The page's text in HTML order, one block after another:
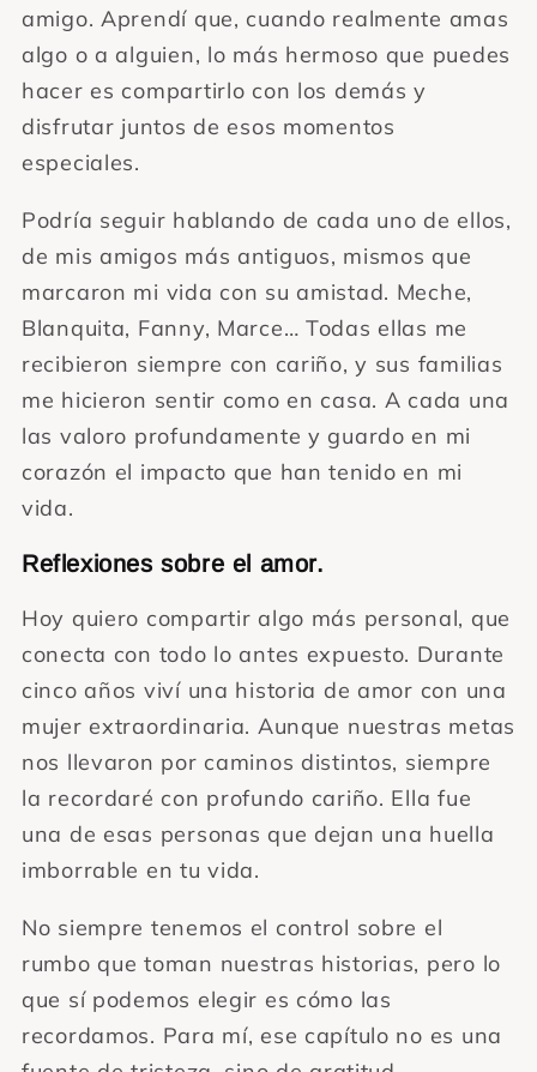
amigo. Aprendí que, cuando realmente amas
algo o a alguien, lo más hermoso que puedes
hacer es compartirlo con los demás y
disfrutar juntos de esos momentos
especiales.
Podría seguir hablando de cada uno de ellos,
de mis amigos más antiguos, mismos que
marcaron mi vida con su amistad. Meche,
Blanquita, Fanny, Marce… Todas ellas me
recibieron siempre con cariño, y sus familias
me hicieron sentir como en casa. A cada una
las valoro profundamente y guardo en mi
corazón el impacto que han tenido en mi
vida.
Reflexiones sobre el amor.
Hoy quiero compartir algo más personal, que
conecta con todo lo antes expuesto. Durante
cinco años viví una historia de amor con una
mujer extraordinaria. Aunque nuestras metas
nos llevaron por caminos distintos, siempre
la recordaré con profundo cariño. Ella fue
una de esas personas que dejan una huella
imborrable en tu vida.
No siempre tenemos el control sobre el
rumbo que toman nuestras historias, pero lo
que sí podemos elegir es cómo las
recordamos. Para mí, ese capítulo no es una